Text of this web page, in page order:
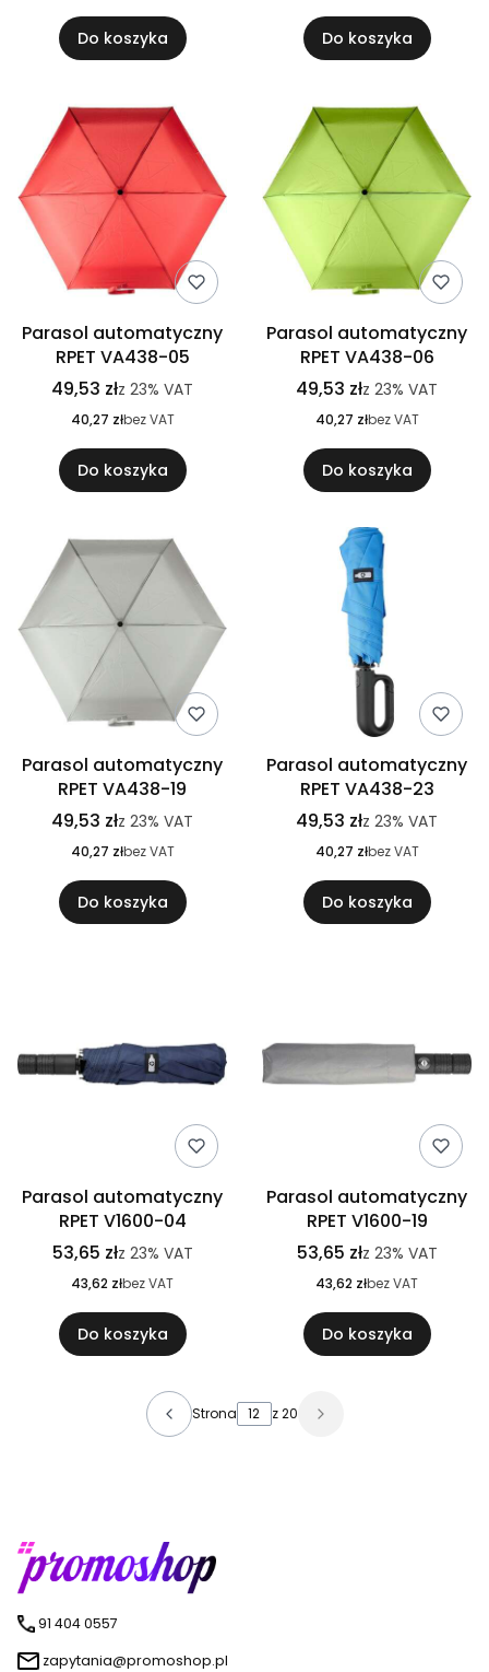
Do koszyka Do koszyka
Parasol automatyczny
RPET VA438-05
49,53 złz 23% VAT
40,27 złbez VAT
Do koszyka
Parasol automatyczny
RPET VA438-06
49,53 złz 23% VAT
40,27 złbez VAT
Do koszyka
Parasol automatyczny
RPET VA438-19
49,53 złz 23% VAT
40,27 złbez VAT
Do koszyka
Parasol automatyczny
RPET VA438-23
49,53 złz 23% VAT
40,27 złbez VAT
Do koszyka
Parasol automatyczny
RPET V1600-04
53,65 złz 23% VAT
43,62 złbez VAT
Do koszyka
Parasol automatyczny
RPET V1600-19
53,65 złz 23% VAT
43,62 złbez VAT
Do koszyka
Strona z 20
91 404 0557
zapytania@promoshop.pl